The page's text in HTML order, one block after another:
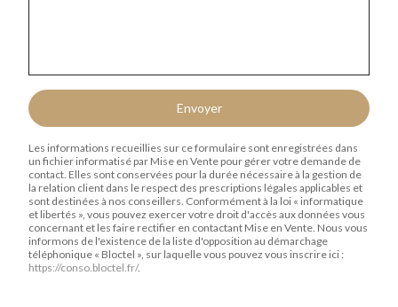
Envoyer
Les informations recueillies sur ce formulaire sont enregistrées dans
un fichier informatisé par Mise en Vente pour gérer votre demande de
contact. Elles sont conservées pour la durée nécessaire à la gestion de
la relation client dans le respect des prescriptions légales applicables et
sont destinées à nos conseillers. Conformément à la loi « informatique
et libertés », vous pouvez exercer votre droit d'accès aux données vous
concernant et les faire rectifier en contactant Mise en Vente. Nous vous
informons de l'existence de la liste d'opposition au démarchage
téléphonique « Bloctel », sur laquelle vous pouvez vous inscrire ici :
https://conso.bloctel.fr/.